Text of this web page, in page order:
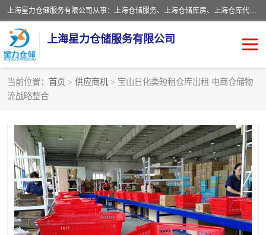
上海星力仓储服务有限公司从事：上海仓储服务、上海仓储库房、上海仓库代运营、上海仓库对外出租、上海仓库外包、上海三方仓储、上海电商仓储代发、上海电商代发货仓库、上海托管仓库、上海仓储配送。上海星力仓储服务有限公司现在拥有100个分仓、10万余平方的标准库房，精炼员工几百名，与几千家客户合作，公司已跻身上海仓储行业前列。欢迎来电咨询！
上海星力仓储服务有限公司
当前位置： 首页 > 供应商机 > 宝山日化类短租仓库出租 电商仓储物
流战略整合
上海仓库对外出租
上海仓储配送 上海仓库外包
上海仓库代运营 上海托管仓库
上海第三方仓储 上海仓储服务
仓储 上海电商代发货仓库